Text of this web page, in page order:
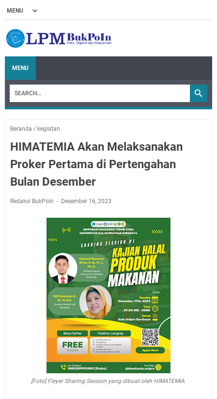
MENU
Beranda / kegiatan
HIMATEMIA Akan Melaksanakan
Proker Pertama di Pertengahan
Bulan Desember
Redaksi BukPoIn Desember 16, 2023
[Foto] Fleyer Sharing Session yang dibuat oleh HIMATEMIA